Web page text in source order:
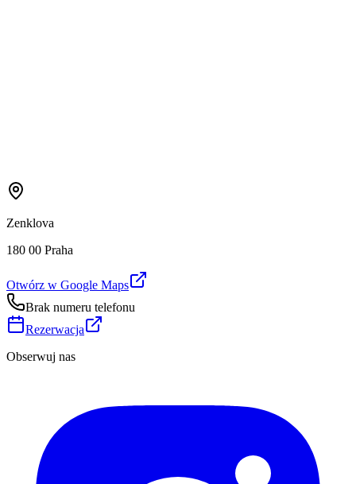
Zenklova
180 00 Praha
Otwórz w Google Maps
Brak numeru telefonu
Rezerwacja
Obserwuj nas